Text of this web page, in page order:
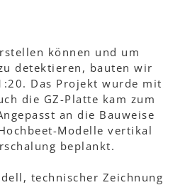
können und um
detektieren, bauten wir
Das Projekt wurde mit
die GZ-Platte kam zum
an die Bauweise
Modelle vertikal
beplankt.
technischer Zeichnung